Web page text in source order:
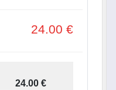
24.00 €